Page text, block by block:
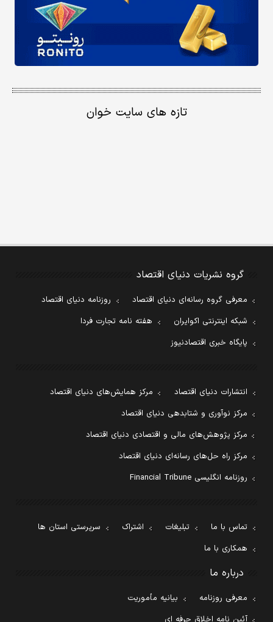
تازه های سایت خوان
گروه نشریات دنیای اقتصاد
معرفی گروه رسانه‌ای دنیای اقتصاد
روزنامه دنیای اقتصاد
شبکه اینترنتی اکوایران
هفته نامه تجارت فردا
پایگاه خبری اقتصادنیوز
انتشارات دنیای اقتصاد
مرکز همایش‌های دنیای اقتصاد
مرکز نوآوری و شتابدهی دنیای اقتصاد
مرکز پژوهش‌های مالی و اقتصادی دنیای اقتصاد
مرکز راه حل‌های رسانه‌ای دنیای اقتصاد
روزنامه انگلیسی Financial Tribune
تماس با ما تبلیغات اشتراک
سرپرستی استان ها
همکاری با ما
درباره ما
معرفی روزنامه
بیانیه مأموریت